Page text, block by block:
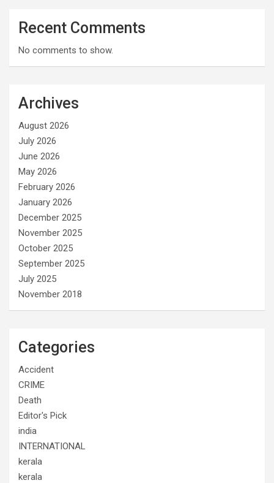
Recent Comments
No comments to show.
Archives
August 2026
July 2026
June 2026
May 2026
February 2026
January 2026
December 2025
November 2025
October 2025
September 2025
July 2025
November 2018
Categories
Accident
CRIME
Death
Editor's Pick
india
INTERNATIONAL
kerala
kerala